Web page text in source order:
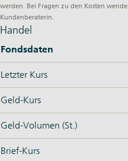
werden. Bei Fragen zu den Kosten
Kundenberaterin.
Handel
Fondsdaten
Letzter Kurs
Geld-Kurs
Geld-Volumen (St.)
Brief-Kurs